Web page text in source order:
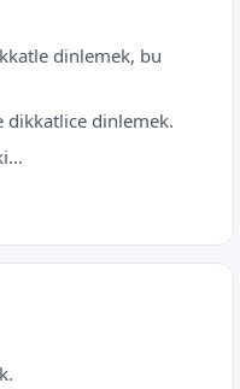
dinlemek, bu
dikkatlice dinlemek.